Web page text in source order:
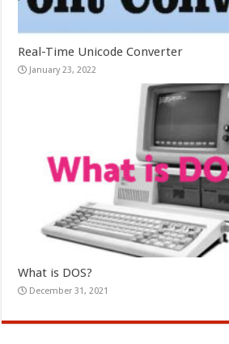
Real-Time Unicode Converter
January 23, 2022
What is DOS?
December 31, 2021